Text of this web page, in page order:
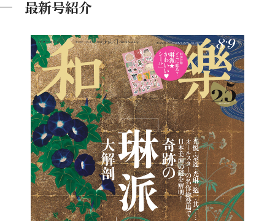
最新号紹介